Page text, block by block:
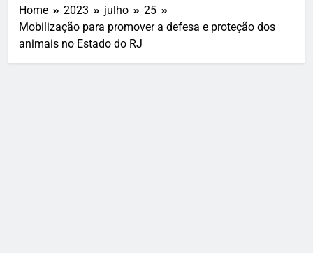
Home 2023 julho
25
Mobilização para promover a defesa e proteção dos
animais no Estado do RJ